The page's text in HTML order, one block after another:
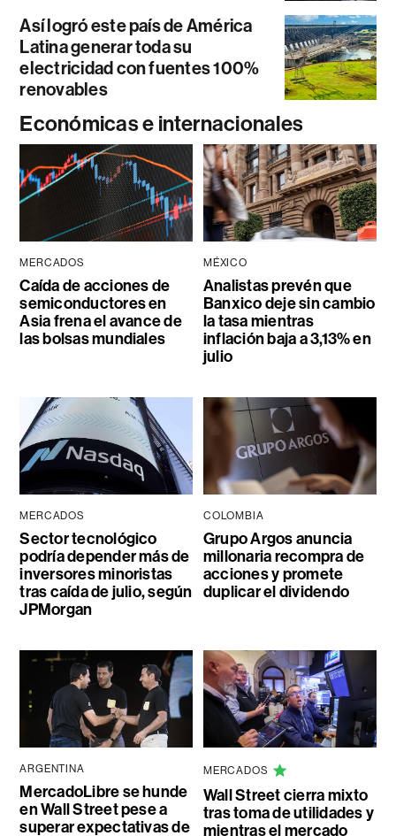
Así logró este país de América
Latina generar toda su
electricidad con fuentes 100%
renovables
Económicas e internacionales
MERCADOS
Caída de acciones de
semiconductores en
Asia frena el avance de
las bolsas mundiales
MÉXICO
Analistas prevén que
Banxico deje sin cambio
la tasa mientras
inflación baja a 3,13% en
julio
MERCADOS
Sector tecnológico
podría depender más de
inversores minoristas
tras caída de julio, según
JPMorgan
COLOMBIA
Grupo Argos anuncia
millonaria recompra de
acciones y promete
duplicar el dividendo
ARGENTINA
MercadoLibre se hunde
en Wall Street pese a
superar expectativas de
MERCADOS
Wall Street cierra mixto
tras toma de utilidades y
mientras el mercado